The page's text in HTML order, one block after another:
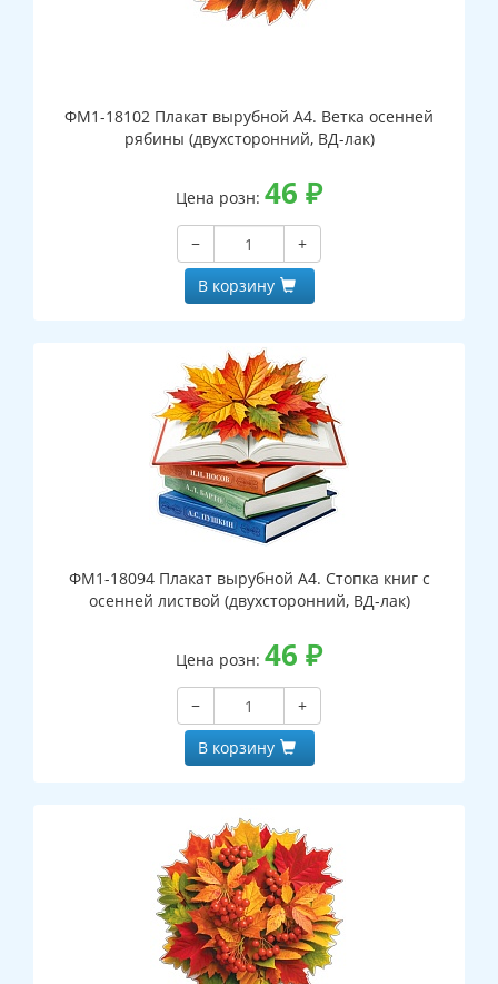
ФМ1-18102 Плакат вырубной А4. Ветка осенней
рябины (двухсторонний, ВД-лак)
Цена розн: 46 ₽
−
+
В корзину
ФМ1-18094 Плакат вырубной А4. Стопка книг с
осенней листвой (двухсторонний, ВД-лак)
Цена розн: 46 ₽
−
+
В корзину